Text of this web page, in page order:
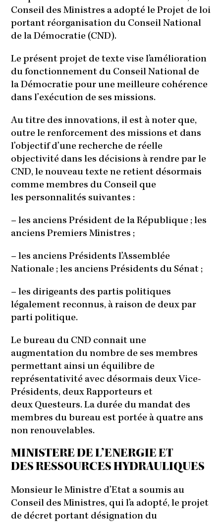
Conseil des Ministres a adopté le Projet de loi
portant réorganisation du Conseil National
de la Démocratie (CND).
Le présent projet de texte vise l’amélioration
du fonctionnement du Conseil National de
la Démocratie pour une meilleure cohérence
dans l’exécution de ses missions.
Au titre des innovations, il est à noter que,
outre le renforcement des missions et dans
l’objectif d’une recherche de réelle
objectivité dans les décisions à rendre par le
CND, le nouveau texte ne retient désormais
comme membres du Conseil que
les personnalités suivantes :
– les anciens Président de la République ; les
anciens Premiers Ministres ;
– les anciens Présidents l’Assemblée
Nationale ; les anciens Présidents du Sénat ;
– les dirigeants des partis politiques
légalement reconnus, à raison de deux par
parti politique.
Le bureau du CND connait une
augmentation du nombre de ses membres
permettant ainsi un équilibre de
représentativité avec désormais deux Vice-
Présidents, deux Rapporteurs et
deux Questeurs. La durée du mandat des
membres du bureau est portée à quatre ans
non renouvelables.
MINISTERE DE L’ENERGIE ET
DES RESSOURCES HYDRAULIQUES
Monsieur le Ministre d’Etat a soumis au
Conseil des Ministres, qui l’a adopté, le projet
de décret portant désignation du